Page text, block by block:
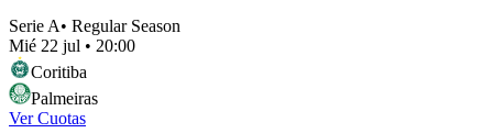
Serie A• Regular Season
Mié 22 jul • 20:00
Coritiba
Palmeiras
Ver Cuotas